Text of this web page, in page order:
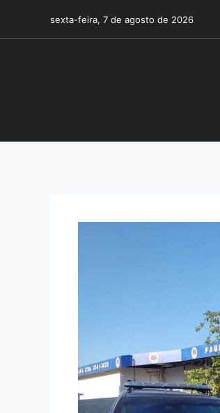
o
sexta-feira, 7 de agosto de 2026